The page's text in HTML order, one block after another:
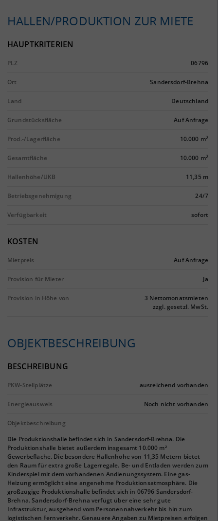
HALLEN/PRODUKTION ZUR MIETE
HAUPTKRITERIEN
PLZ 06796
Ort Sandersdorf-Brehna
Land Deutschland
Grundstücksfläche Auf Anfrage
Prod.-/Lagerfläche 10.000 m2
Gesamtfläche 10.000 m2
Hallenhöhe/UKB 11,35 m
Betriebsgenehmigung 24/7
Verfügbarkeit sofort
KOSTEN
Mietpreis Auf Anfrage
Provision für Mieter Ja
Provision in Höhe von
3 Nettomonatsmieten
zzgl. gesetzl. MwSt.
OBJEKTBESCHREIBUNG
BESCHREIBUNG
PKW-Stellplätze ausreichend vorhanden
Energieausweis Noch nicht vorhanden
Objektbeschreibung
Die Produktionshalle befindet sich in Sandersdorf-Brehna. Die
Produktionshalle bietet außerdem insgesamt 10.000 m²
Gewerbefläche. Die besondere Hallenhöhe von 11,35 Metern bietet
den Raum für extra große Lagerregale. Be- und Entladen werden zum
Kinderspiel mit dem vorhandenen Andienungssystem. Eine gas-
Heizung ermöglicht eine angenehme Produktionsatmosphäre. Die
großzügige Produktionshalle befindet sich in 06796 Sandersdorf-
Brehna. Sandersdorf-Brehna verfügt über eine sehr gute
Infrastruktur, ausgehend vom Personennahverkehr bis hin zum
logistischen Fernverkehr. Genauere Angaben zu Mietpreisen erfolgen